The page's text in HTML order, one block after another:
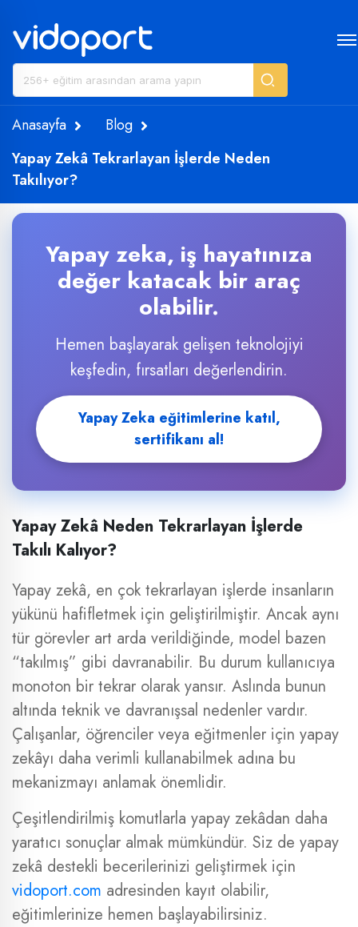
Anasayfa
Blog
Yapay Zekâ Tekrarlayan İşlerde Neden
Takılıyor?
Yapay zeka, iş hayatınıza
değer katacak bir araç
olabilir.
Hemen başlayarak gelişen teknolojiyi
keşfedin, fırsatları değerlendirin.
Yapay Zeka eğitimlerine katıl,
sertifikanı al!
Yapay Zekâ Neden Tekrarlayan İşlerde
Takılı Kalıyor?
Yapay zekâ, en çok tekrarlayan işlerde insanların
yükünü hafifletmek için geliştirilmiştir. Ancak aynı
tür görevler art arda verildiğinde, model bazen
“takılmış” gibi davranabilir. Bu durum kullanıcıya
monoton bir tekrar olarak yansır. Aslında bunun
altında teknik ve davranışsal nedenler vardır.
Çalışanlar, öğrenciler veya eğitmenler için yapay
zekâyı daha verimli kullanabilmek adına bu
mekanizmayı anlamak önemlidir.
Çeşitlendirilmiş komutlarla yapay zekâdan daha
yaratıcı sonuçlar almak mümkündür. Siz de yapay
zekâ destekli becerilerinizi geliştirmek için
vidoport.com adresinden kayıt olabilir,
eğitimlerinize hemen başlayabilirsiniz.